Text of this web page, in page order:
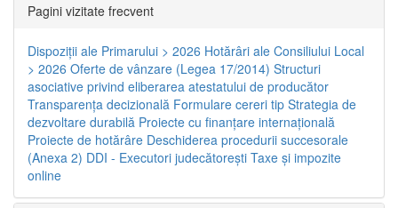
Pagini vizitate frecvent
Dispoziţii ale Primarului > 2026 Hotărâri ale Consiliului Local
> 2026 Oferte de vânzare (Legea 17/2014) Structuri
asociative privind eliberarea atestatului de producător
Transparenţa decizională Formulare cereri tip Strategia de
dezvoltare durabilă Proiecte cu finanţare internaţională
Proiecte de hotărâre Deschiderea procedurii succesorale
(Anexa 2) DDI - Executori judecătorești Taxe şi impozite
online